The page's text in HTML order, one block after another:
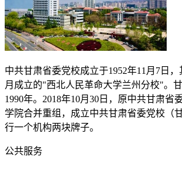
中共甘肃省委党校成立于1952年11月 7 日
月成立的"西北人民革命大学兰州分校"。
1990年。 2018年10月 30 日，原中共甘肃省
学院合并重组，成立中共甘肃省委党校（
行一个机构两块牌子。
公共服务